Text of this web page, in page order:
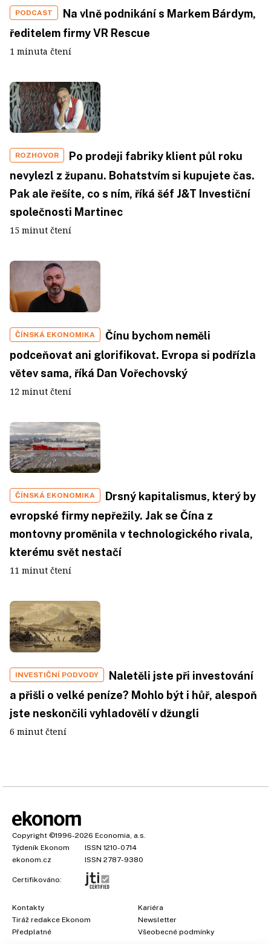
PODCAST
Na vlně podnikání s Markem Bárdym,
ředitelem firmy VR Rescue
1 minuta čtení
ROZHOVOR
Po prodeji fabriky klient půl roku
nevylezl z županu. Bohatstvím si kupujete čas.
Pak ale řešíte, co s ním, říká šéf J&T Investiční
společnosti Martinec
15 minut čtení
ČÍNSKÁ EKONOMIKA
Čínu bychom neměli
podceňovat ani glorifikovat. Evropa si podřízla
větev sama, říká Dan Vořechovský
12 minut čtení
ČÍNSKÁ EKONOMIKA
Drsný kapitalismus, který by
evropské firmy nepřežily. Jak se Čína z
montovny proměnila v technologického rivala,
kterému svět nestačí
11 minut čtení
INVESTIČNÍ PODVODY
Naletěli jste při investování
a přišli o velké peníze? Mohlo být i hůř, alespoň
jste neskončili vyhladovělí v džungli
6 minut čtení
Copyright ©1996-2026 Economia, a.s.
Týdeník Ekonom
ISSN 1210-0714
ekonom.cz
ISSN 2787-9380
Certifikováno:
Kontakty
Tiráž redakce Ekonom
Předplatné
Kariéra
Newsletter
Všeobecné podmínky